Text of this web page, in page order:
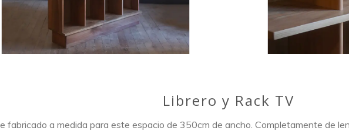
Librero y Rack TV
fabricado a medida para este espacio de 350cm de ancho. Completamente de